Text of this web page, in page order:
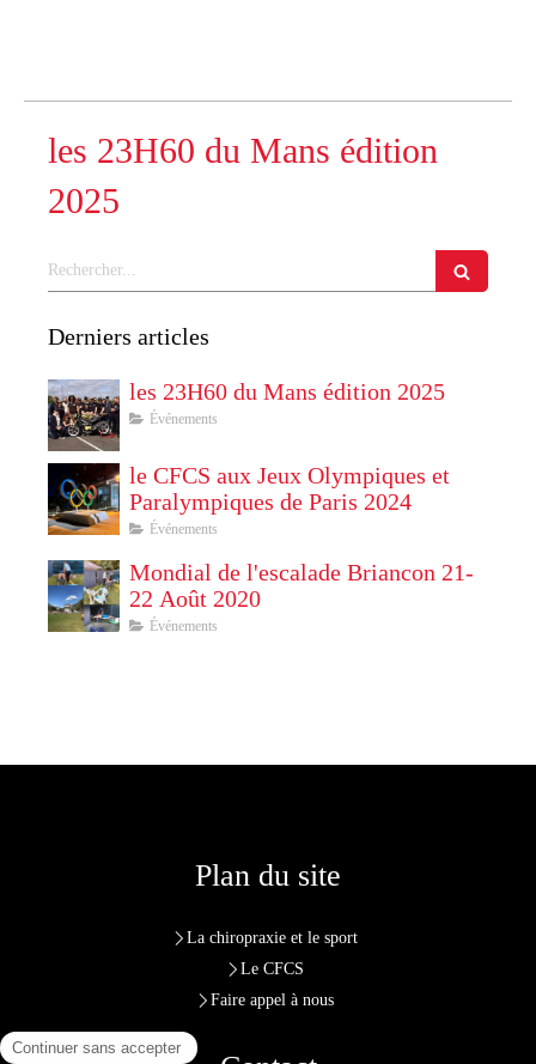
les 23H60 du Mans édition
2025
Rechercher
Derniers articles
les 23H60 du Mans édition 2025
Événements
le CFCS aux Jeux Olympiques et
Paralympiques de Paris 2024
Événements
Mondial de l'escalade Briancon 21-
22 Août 2020
Événements
Plan du site
La chiropraxie et le sport
Le CFCS
Faire appel à nous